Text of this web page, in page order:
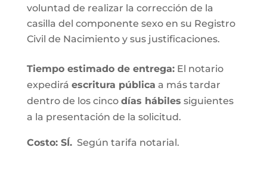
voluntad de realizar la corrección de la
casilla del componente sexo en su Registro
Civil de Nacimiento y sus justificaciones.
Tiempo estimado de entrega:El notario
expedirá escritura pública a más tardar
dentro de los cinco días hábiles siguientes
a la presentación de la solicitud.
Costo: SÍ.Según tarifa notarial.